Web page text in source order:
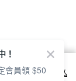
詳情，及若您不希
參閱本網站「
隱私
！
會員領 $50